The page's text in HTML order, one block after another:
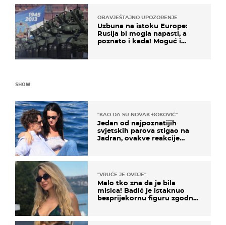
OBAVJEŠTAJNO UPOZORENJE
Uzbuna na istoku Europe:
Rusija bi mogla napasti, a
poznato i kada! Moguć i
SHOW
"KAO DA SU NOVAK ĐOKOVIĆ"
Jedan od najpoznatijih
svjetskih parova stigao na
Jadran, ovakve reakcije
"VRUĆE JE OVDJE"
Malo tko zna da je bila
misica! Badić je istaknuo
besprijekornu figuru zgodne